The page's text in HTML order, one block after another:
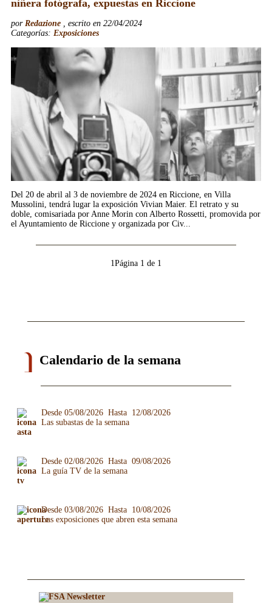
niñera fotógrafa, expuestas en Riccione
por Redazione , escrito en 22/04/2024
Categorías: Exposiciones
Del 20 de abril al 3 de noviembre de 2024 en Riccione, en Villa
Mussolini, tendrá lugar la exposición Vivian Maier. El retrato y su
doble, comisariada por Anne Morin con Alberto Rossetti, promovida por
el Ayuntamiento de Riccione y organizada por Civ...
1Página 1 de 1
Calendario de la semana
Desde 05/08/2026 Hasta 12/08/2026
Las subastas de la semana
Desde 02/08/2026 Hasta 09/08/2026
La guía TV de la semana
Desde 03/08/2026 Hasta 10/08/2026
Las exposiciones que abren esta semana